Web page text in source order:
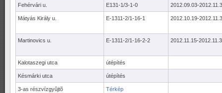
Fehérvári u. E131-1/3-1-0 2012.09.03-
Mátyás Király u. E-1311-2/1-16-1 2012.10.19-
Martinovics u. E-1311-2/1-16-2-2 2012.11.15-
Kalotaszegi utca útépítés
Késmárki utca útépítés
3-as részvízgyûjtõ Térkép